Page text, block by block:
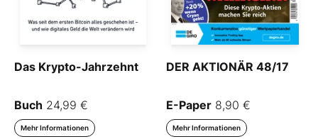
Das Krypto-Jahrzehnt
Buch 24,99 €
Mehr Informationen
DER AKTIONÄR 48/17
E-Paper 8,90 €
Mehr Informationen